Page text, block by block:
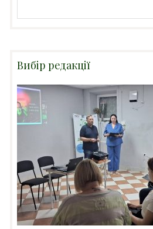
Вибір редакції